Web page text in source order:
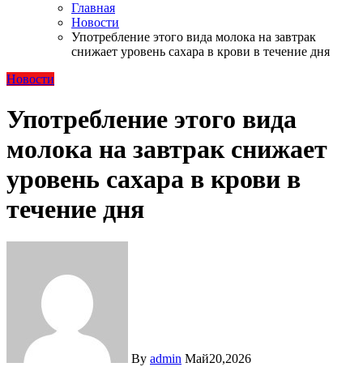
Главная
Новости
Употребление этого вида молока на завтрак
снижает уровень сахара в крови в течение дня
Новости
Употребление этого вида
молока на завтрак снижает
уровень сахара в крови в
течение дня
By admin Май20,2026